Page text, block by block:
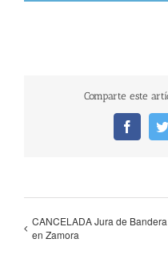
Comparte este
CANCELADA Jura de Bandera
en Zamora